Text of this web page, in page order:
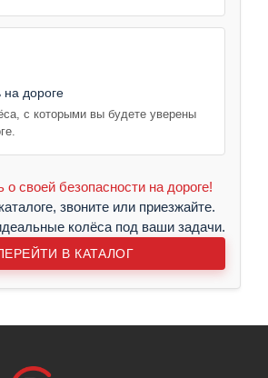
на дороге
с которыми вы будете уверены
о своей безопасности на дороге!
звоните или приезжайте.
колёса под ваши задачи.
В КАТАЛОГ